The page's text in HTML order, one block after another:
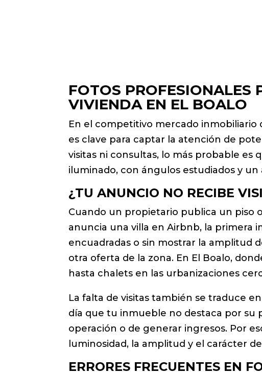
FOTOS
VIVIENDA EN EL BOALO
En el competitivo mercado
es clave para captar la atención de
visitas ni consultas, lo más probable
iluminado, con ángulos estudiados y
¿TU ANUNCIO NO RECIBE
Cuando un propietario publica un piso
anuncia una villa en Airbnb, la primera
encuadradas o sin mostrar la amplitud
otra oferta de la zona. En El Boalo,
hasta chalets en las urbanizaciones
La falta de visitas también se traduce
día que tu inmueble no destaca por su
operación o de generar ingresos. Por
luminosidad, la amplitud y el carácter
ERRORES FRECUENTES EN